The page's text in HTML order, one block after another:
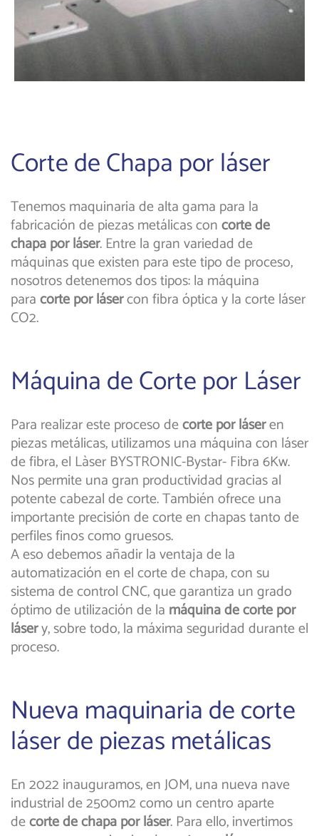
Corte de Chapa por láser
Tenemos maquinaria de alta gama para la
fabricación de piezas metálicas concorte de
chapa por láser. Entre la gran variedad de
máquinas que existen para este tipo de proceso,
nosotros detenemos dos tipos: la máquina
paracorte por lásercon fibra óptica y la corte láser
CO2.
Máquina de Corte por Láser
Para realizar este proceso decorte por láseren
piezas metálicas, utilizamos una máquina con láser
de fibra, el Làser BYSTRONIC-Bystar- Fibra 6Kw.
Nos permite una gran productividad gracias al
potente cabezal de corte. También ofrece una
importante precisión de corte en chapas tanto de
perfiles finos como gruesos.
A eso debemos añadir la ventaja de la
automatización en el corte de chapa, con su
sistema de control CNC, que garantiza un grado
óptimo de utilización de la máquina de corte por
lásery, sobre todo, la máxima seguridad durante el
proceso.
Nueva maquinaria de corte
láser de piezas metálicas
En 2022 inauguramos, en JOM, una nueva nave
industrial de 2500m2 como un centro aparte
decorte de chapa por láser. Para ello, invertimos